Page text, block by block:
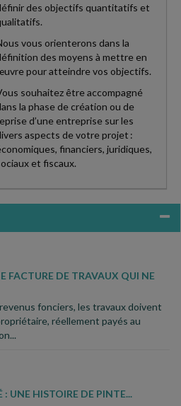
des objectifs quantitatifs et
vous orienterons dans la
des moyens à mettre en
pour atteindre vos objectifs.
souhaitez être accompagné
la phase de création ou de
d’une entreprise sur les
aspects de votre projet :
financiers, juridiques,
et fiscaux.
FACTURE DE TRAVAUX QUI NE
fonciers, les travaux doivent
réellement payés au
UNE HISTOIRE DE PINTE...